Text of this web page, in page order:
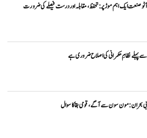
صنعت ایک اہم موڑ پر: تحفظ، مقابلہ اور درست فیصلے کی ضرورت
پہلے نظامِ حکمرانی کی اصلاح ضروری ہے
بحران: مون سون سے آگے، قومی بقا کا سوال